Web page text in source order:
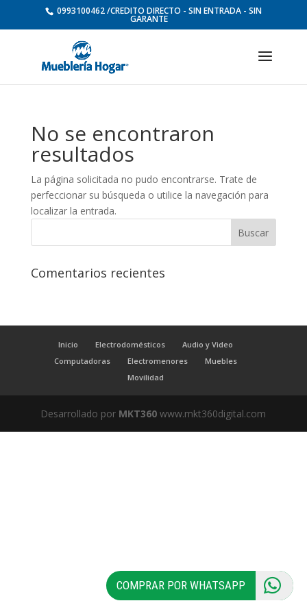
0993100462 /CREDITO DIRECTO - SIN ENTRADA - SIN
GARANTE
No se encontraron
resultados
La página solicitada no pudo encontrarse. Trate de
perfeccionar su búsqueda o utilice la navegación para
localizar la entrada.
Comentarios recientes
Inicio Electrodomésticos
Audio y Video
Computadoras
Electromenores
Muebles
Movilidad
Desarrollado por MKT360 www.mkt360digital.com
COMPRAR POR WHATSAPP